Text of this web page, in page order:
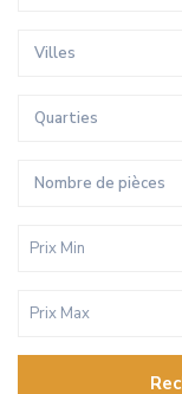
Villes
Quarties
Nombre de pièces